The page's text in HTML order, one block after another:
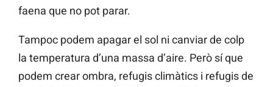
faena que no pot parar.
Tampoc podem apagar el sol ni canviar de colp
la temperatura d’una massa d’aire. Però sí que
podem crear ombra, refugis climàtics i refugis de